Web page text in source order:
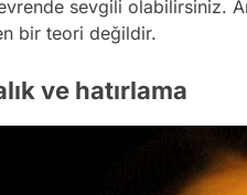
sevgili olabilirsiniz.
bir teori değildir.
ve hatırlama